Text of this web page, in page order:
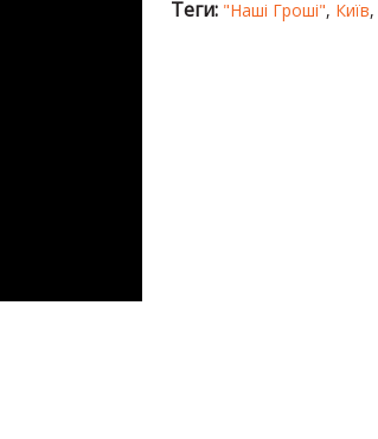
Теги: "Наші Гроші", Київ,